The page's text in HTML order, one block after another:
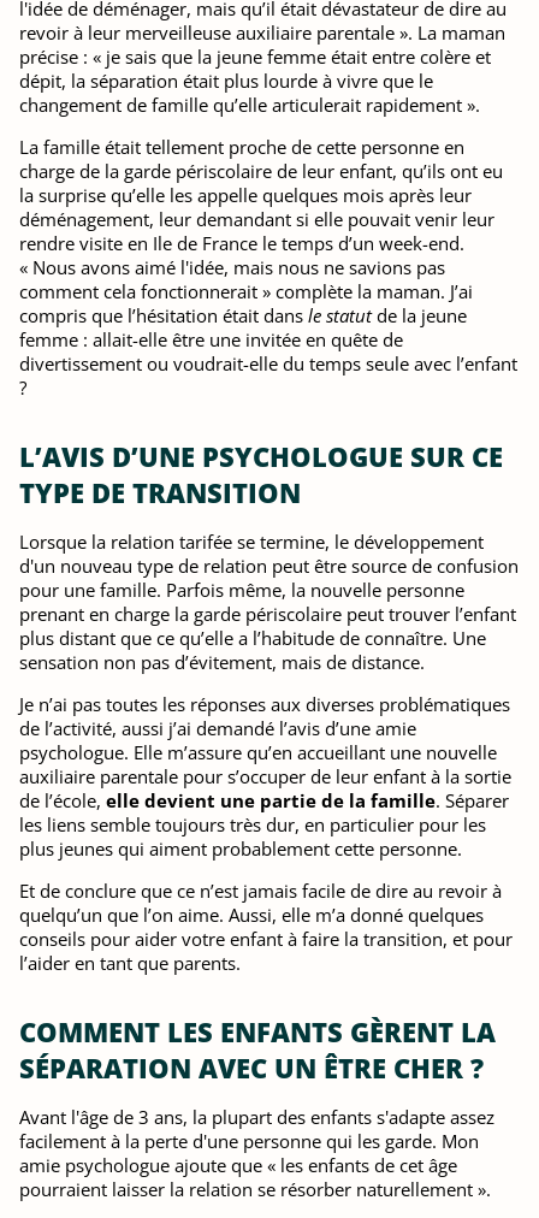
l'idée de déménager, mais qu’il était dévastateur de dire au
revoir à leur merveilleuse auxiliaire parentale ». La maman
précise : « je sais que la jeune femme était entre colère et
dépit, la séparation était plus lourde à vivre que le
changement de famille qu’elle articulerait rapidement ».
La famille était tellement proche de cette personne en
charge de la garde périscolaire de leur enfant, qu’ils ont eu
la surprise qu’elle les appelle quelques mois après leur
déménagement, leur demandant si elle pouvait venir leur
rendre visite en Ile de France le temps d’un week-end.
« Nous avons aimé l'idée, mais nous ne savions pas
comment cela fonctionnerait » complète la maman. J’ai
compris que l’hésitation était dans le statutde la jeune
femme : allait-elle être une invitée en quête de
divertissement ou voudrait-elle du temps seule avec l’enfant
?
L’AVIS D’UNE PSYCHOLOGUE SUR CE
TYPE DE TRANSITION
Lorsque la relation tarifée se termine, le développement
d'un nouveau type de relation peut être source de confusion
pour une famille. Parfois même, la nouvelle personne
prenant en charge la garde périscolaire peut trouver l’enfant
plus distant que ce qu’elle a l’habitude de connaître. Une
sensation non pas d’évitement, mais de distance.
Je n’ai pas toutes les réponses aux diverses problématiques
de l’activité, aussi j’ai demandé l’avis d’une amie
psychologue. Elle m’assure qu’en accueillant une nouvelle
auxiliaire parentale pour s’occuper de leur enfant à la sortie
de l’école, elle devient une partie de la famille. Séparer
les liens semble toujours très dur, en particulier pour les
plus jeunes qui aiment probablement cette personne.
Et de conclure que ce n’est jamais facile de dire au revoir à
quelqu’un que l’on aime. Aussi, elle m’a donné quelques
conseils pour aider votre enfant à faire la transition, et pour
l’aider en tant que parents.
COMMENT LES ENFANTS GÈRENT LA
SÉPARATION AVEC UN ÊTRE CHER ?
Avant l'âge de 3 ans, la plupart des enfants s'adapte assez
facilement à la perte d'une personne qui les garde. Mon
amie psychologue ajoute que « les enfants de cet âge
pourraient laisser la relation se résorber naturellement ».